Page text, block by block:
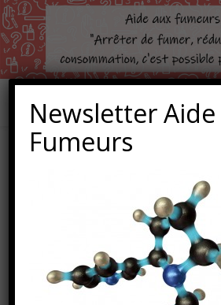
24 juin 2011
Newsletter
Fumeurs